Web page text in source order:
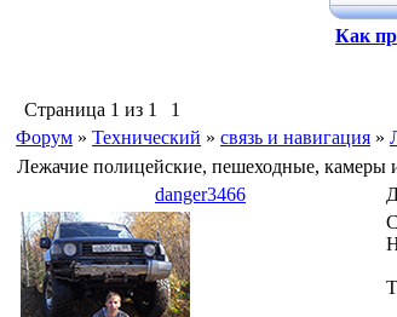
Как
Страница 1 из 1
1
Форум » Технический » связь и навигация »
Лежачие полицейские, пешеходные, камеры
danger3466